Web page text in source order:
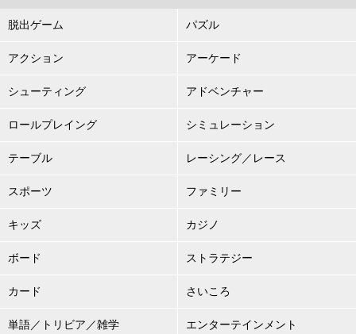
脱出ゲーム パズル
アクション アーケード
シューティング アドベンチャー
ロールプレイング シミュレーション
テーブル レーシング／レース
スポーツ ファミリー
キッズ カジノ
ボード ストラテジー
カード さいころ
単語／トリビア／雑学 エンターテインメント